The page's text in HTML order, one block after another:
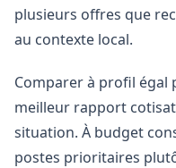
plusieurs offres que
au contexte local.
Comparer à profil
meilleur rapport
situation. À budget
postes prioritaires